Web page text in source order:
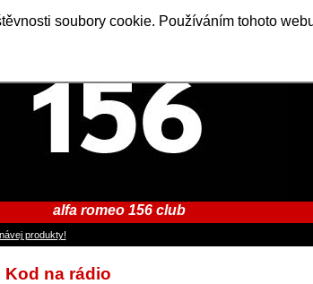
soubory cookie. Používáním tohoto
Club
alfa romeo 156 club
produkty!
Kod na rádio